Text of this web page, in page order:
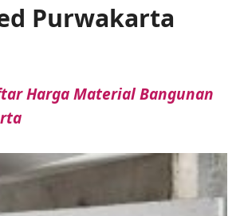
Purwakarta
Harga Material Bangunan